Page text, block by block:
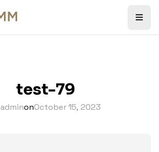
test-79
adminonOctober 15, 2023